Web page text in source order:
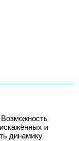
и
динамику